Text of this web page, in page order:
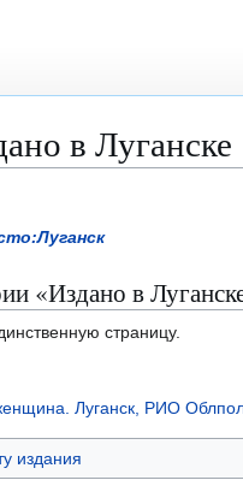
в Луганске
«Издано в
страницу.
Луганск, РИО
издания